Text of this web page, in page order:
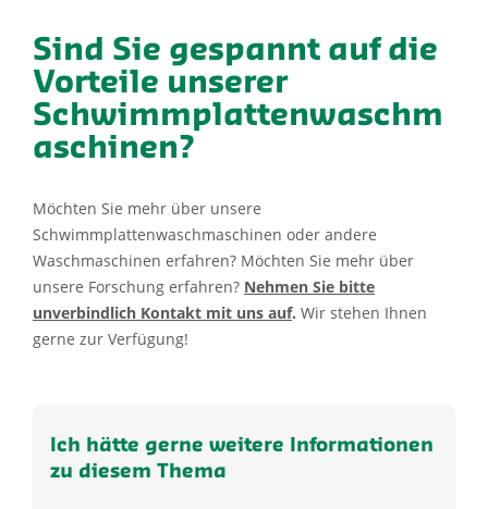
Sind Sie gespannt auf die
Vorteile unserer
Schwimmplattenwaschm
aschinen?
Möchten Sie mehr über unsere
Schwimmplattenwaschmaschinen oder andere
Waschmaschinen erfahren? Möchten Sie mehr über
unsere Forschung erfahren? Nehmen Sie bitte
unverbindlich Kontakt mit uns auf. Wir stehen Ihnen
gerne zur Verfügung!
Ich hätte gerne weitere Informationen
zu diesem Thema